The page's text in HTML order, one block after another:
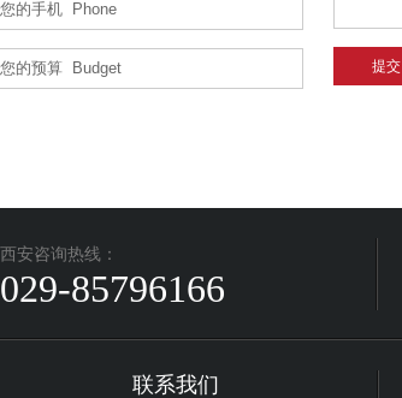
提交
西安咨询热线：
029-85796166
联系我们